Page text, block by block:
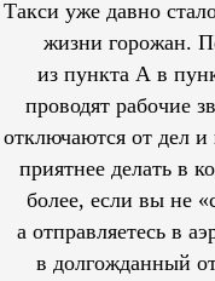
Такси уже давно
жизни горожан.
из пункта А в
проводят рабочие
отключаются от дел и
приятнее делать в
более, если вы не
а отправляетесь в
в долгожданный